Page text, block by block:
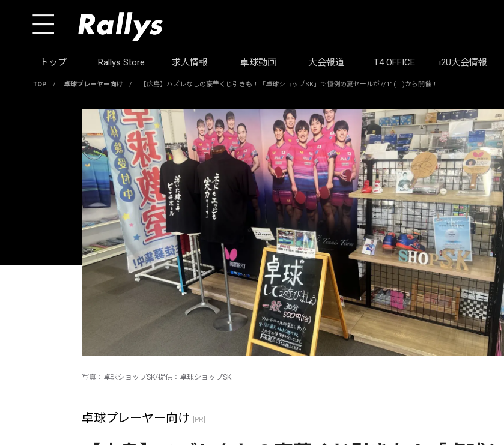
トップ Rallys Store 求人情報 卓球動画 大会報道 T4 OFFICE i2U大会情報
TOP / 卓球プレーヤー向け / 【広島】ハズレなしの豪華くじ引きも！「卓球ショップSK」で恒例の夏セールが7/11(土)から開催！
写真：卓球ショップSK/提供：卓球ショップSK
卓球プレーヤー向け [PR]